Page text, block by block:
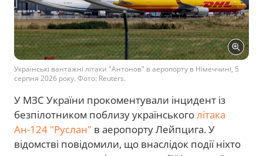
Українські вантажні літаки "Антонов" в аеропорту в Німеччині, 5
серпня 2026 року. Фото: Reuters.
У МЗС України прокоментували інцидент із
безпілотником поблизу українськоголітака
Ан-124 "Руслан" в аеропорту Лейпцига. У
відомстві повідомили, що внаслідок події ніхто